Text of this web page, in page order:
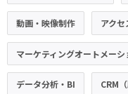
動画・映像制作 アク
マーケティングオートメーシ
データ分析・BI CRM